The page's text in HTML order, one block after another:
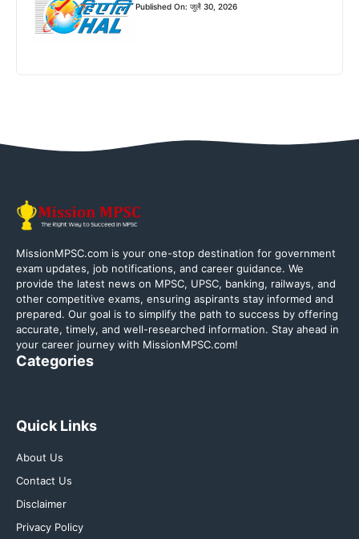
Published On: जुलै 30, 2026
MissionMPSC.com is your one-stop destination for government
exam updates, job notifications, and career guidance. We
provide the latest news on MPSC, UPSC, banking, railways, and
other competitive exams, ensuring aspirants stay informed and
prepared. Our goal is to simplify the path to success by offering
accurate, timely, and well-researched information. Stay ahead in
your career journey with MissionMPSC.com!
Categories
Quick Links
About Us
Contact Us
Disclaimer
Privacy Policy